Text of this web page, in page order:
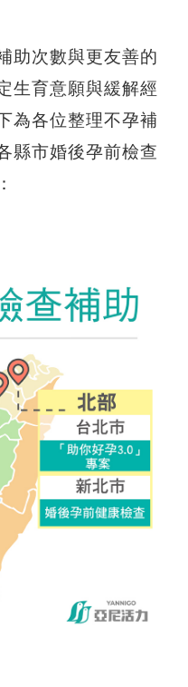
助次數與更友善的
生育意願與緩解經
為各位整理不孕補
縣市婚後孕前檢查